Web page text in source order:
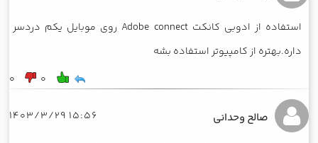
استفاده از ادوبی کانکت Adobe connect روی موبایل یکم دردسر
داره.بهتره از کامپیوتر استفاده بشه
0
0
صالح وحدانی 15:56 1403/3/29